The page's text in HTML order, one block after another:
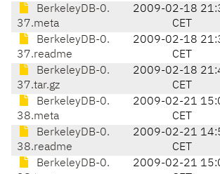
BerkeleyDB-0.
37.meta
2009-02-18
CET
BerkeleyDB-0.
37.readme
2009-02-18
CET
BerkeleyDB-0.
37.tar.gz
2009-02-18
CET
BerkeleyDB-0.
38.meta
2009-02-21
CET
BerkeleyDB-0.
38.readme
2009-02-21
CET
BerkeleyDB-0.
2009-02-21